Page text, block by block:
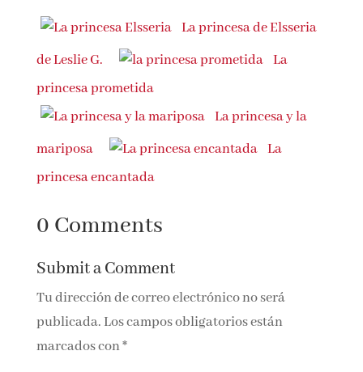
La princesa de Elsseria
de Leslie G.
La
princesa prometida
La princesa y la
mariposa
La
princesa encantada
0 Comments
Submit a Comment
Tu dirección de correo electrónico no será
publicada.Los campos obligatorios están
marcados con*